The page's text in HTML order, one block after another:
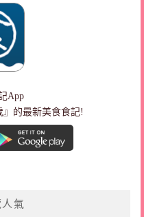
App
』的最新美食食記!
氣